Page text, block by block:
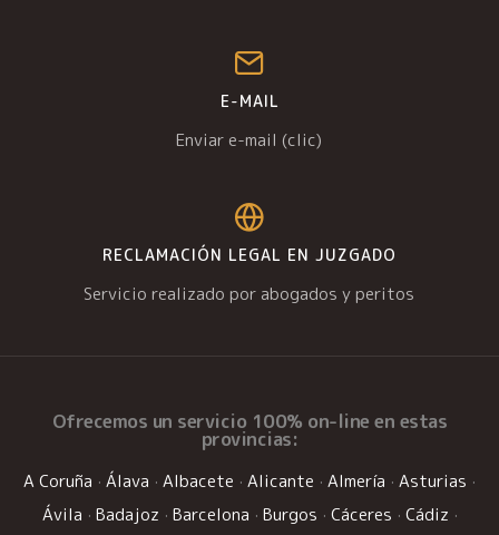
E-MAIL
Enviar e-mail (clic)
RECLAMACIÓN LEGAL EN JUZGADO
Servicio realizado por abogados y peritos
Ofrecemos un servicio 100% on-line en estas
provincias:
A Coruña · Álava · Albacete · Alicante · Almería · Asturias ·
Ávila · Badajoz · Barcelona · Burgos · Cáceres · Cádiz ·